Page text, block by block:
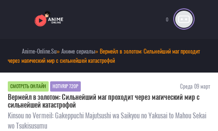
0
Anime-Online.Su»Аниме сериалы» Вермейл в золотом: Сильнейший маг проходит
через магический мир с сильнейшей катастрофой
СМОТРЕТЬ ОНЛАЙН HDTVRIP 720P Среда 09 март
Вермейл в золотом: Сильнейший маг проходит через магический мир с
сильнейшей катастрофой
Kinsou no Vermeil: Gakeppuchi Majutsushi wa Saikyou no Yakusai to Mahou Sekai
wo Tsukisusumu